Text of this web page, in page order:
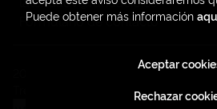
Formulario de contacto
. Todos los
Puede obtener más información
Rechazar
Aceptar